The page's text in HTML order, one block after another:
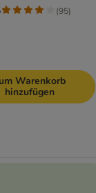
(95)
Warenkorb
hinzufügen